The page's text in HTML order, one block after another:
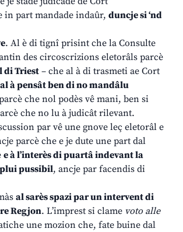
in part mandade indaûr, duncje si ‘nd
. Al è di tignî prisint che la Consulte
des circoscrizions eletorâls parcè
Triest– che al à di trasmeti ae Cort
al à pensât ben di no mandâlu
che nol podès vê mani, ben si
che no lu à judicât rilevant.
par vê une gnove leç eletorâl e
parcè che e je dute une part dal
e à l’interès di puartâ indevant la
pussibil, ancje par facendis di
al sarès spazi par un intervent di
Regjon. L’imprest si clame voto alle
une mozion che, fate buine dal